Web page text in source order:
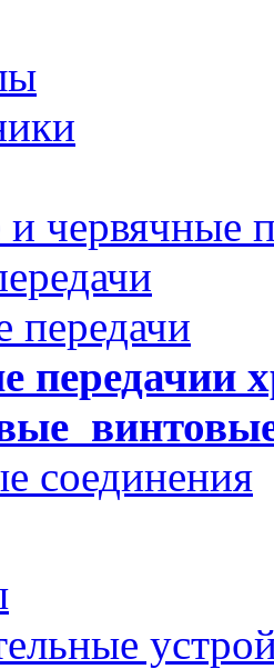
и червячные
передачи
передачии
соединения